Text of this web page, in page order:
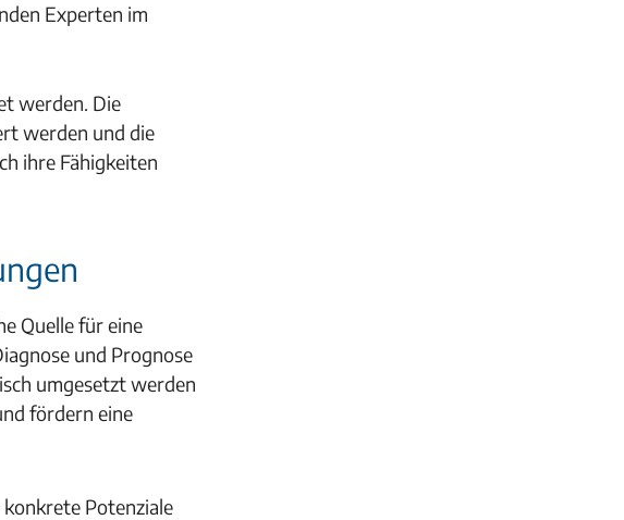
Experten im
werden. Die
werden und die
ihre Fähigkeiten
Quelle für eine
und Prognose
umgesetzt werden
fördern eine
Potenziale